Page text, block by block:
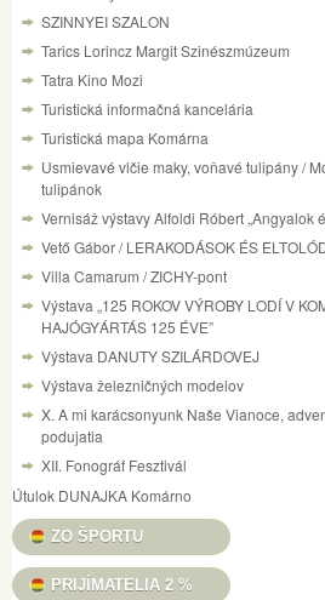
SZINNYEI SZALON
Tarics Lorincz Margit Szinészmúzeum
Tatra Kino Mozi
Turistická informačná kancelária
Turistická mapa Komárna
Usmievavé vlčie maky, voňavé tulipány /
tulipánok
Vernisáž výstavy Alfoldi Róbert „Angyalok
Vető Gábor / LERAKODÁSOK ÉS
Villa Camarum / ZICHY-pont
Výstava „125 ROKOV VÝROBY LODÍ V
HAJÓGYÁRTÁS 125 ÉVE”
Výstava DANUTY SZILÁRDOVEJ
Výstava železničných modelov
X. A mi karácsonyunk Naše Vianoce,
podujatia
XII. Fonográf Fesztivál
Útulok DUNAJKA Komárno
ZO ŠPORTU
PRIJÍMATELIA 2 %